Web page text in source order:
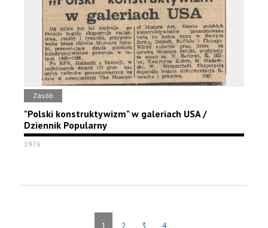
Zasób
"Polski konstruktywizm" w galeriach USA /
Dziennik Popularny
1976
1 2 3 4